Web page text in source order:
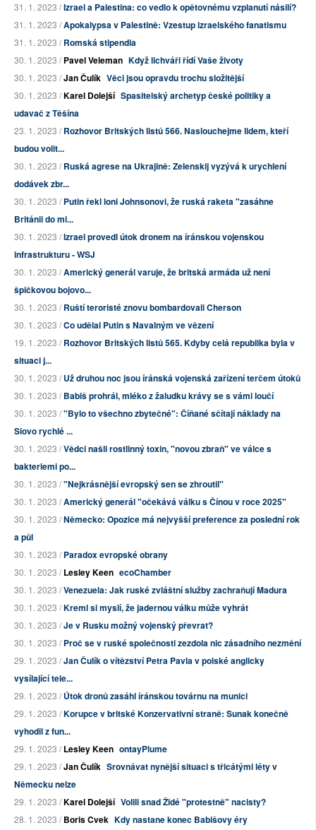
31. 1. 2023 /Izrael a Palestina: co vedlo k opětovnému vzplanutí násilí?
31. 1. 2023 /Apokalypsa v Palestině: Vzestup izraelského fanatismu
31. 1. 2023 /Romská stipendia
30. 1. 2023 /Pavel Veleman Když lichváři řídí Vaše životy
30. 1. 2023 /Jan Čulík Věci jsou opravdu trochu složitější
30. 1. 2023 /Karel Dolejší Spasitelský archetyp české politiky a
udavač z Těšína
23. 1. 2023 /Rozhovor Britských listů 566. Naslouchejme lidem, kteří
budou volit...
30. 1. 2023 /Ruská agrese na Ukrajině: Zelenskij vyzývá k urychlení
dodávek zbr...
30. 1. 2023 /Putin řekl loni Johnsonovi, že ruská raketa "zasáhne
Británii do mi...
30. 1. 2023 /Izrael provedl útok dronem na íránskou vojenskou
infrastrukturu - WSJ
30. 1. 2023 /Americký generál varuje, že britská armáda už není
špičkovou bojovo...
30. 1. 2023 /Ruští teroristé znovu bombardovali Cherson
30. 1. 2023 /Co udělal Putin s Navalným ve vězení
19. 1. 2023 /Rozhovor Britských listů 565. Kdyby celá republika byla v
situaci j...
30. 1. 2023 /Už druhou noc jsou íránská vojenská zařízení terčem útoků
30. 1. 2023 /Babiš prohrál, mléko z žaludku krávy se s vámi loučí
30. 1. 2023 /"Bylo to všechno zbytečné": Číňané sčítají náklady na
Siovo rychlé ...
30. 1. 2023 /Vědci našli rostlinný toxin, "novou zbraň" ve válce s
bakteriemi po...
30. 1. 2023 /"Nejkrásnější evropský sen se zhroutil"
30. 1. 2023 /Americký generál "očekává válku s Čínou v roce 2025"
30. 1. 2023 /Německo: Opozice má nejvyšší preference za poslední rok
a půl
30. 1. 2023 /Paradox evropské obrany
30. 1. 2023 /Lesley Keen ecoChamber
30. 1. 2023 /Venezuela: Jak ruské zvláštní služby zachraňují Madura
30. 1. 2023 /Kreml si myslí, že jadernou válku může vyhrát
30. 1. 2023 /Je v Rusku možný vojenský převrat?
30. 1. 2023 /Proč se v ruské společnosti zezdola nic zásadního nezmění
29. 1. 2023 /Jan Čulík o vítězství Petra Pavla v polské anglicky
vysílající tele...
29. 1. 2023 /Útok dronů zasáhl íránskou továrnu na munici
29. 1. 2023 /Korupce v britské Konzervativní straně: Sunak konečně
vyhodil z fun...
29. 1. 2023 /Lesley Keen ontayPlume
29. 1. 2023 /Jan Čulík Srovnávat nynější situaci s třicátými léty v
Německu nelze
29. 1. 2023 /Karel Dolejší Volili snad Židé "protestně" nacisty?
28. 1. 2023 /Boris Cvek Kdy nastane konec Babišovy éry